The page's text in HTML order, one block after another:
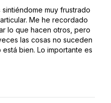
muy frustrado
Me he recordado
lo que hacen otros, pero
las cosas no suceden
bien. Lo importante es